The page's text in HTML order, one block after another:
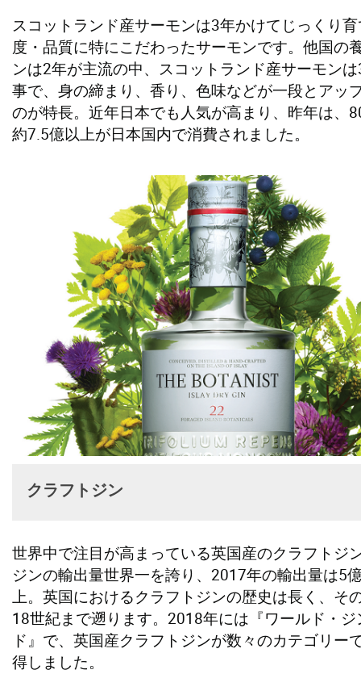
スコットランド産サーモンは3年かけてじっくり
度・品質に特にこだわったサーモンです。他国の
ンは2年が主流の中、スコットランド産サーモン
事で、身の締まり、香り、色味などが一段とアッ
のが特長。近年日本でも人気が高まり、昨年は、
約7.5億以上が日本国内で消費されました。
クラフトジン
世界中で注目が高まっている英国産のクラフトジ
ジンの輸出量世界一を誇り、2017年の輸出量は5
上。英国におけるクラフトジンの歴史は長く、そ
18世紀まで遡ります。2018年には『ワールド・
ド』で、英国産クラフトジンが数々のカテゴリー
得しました。